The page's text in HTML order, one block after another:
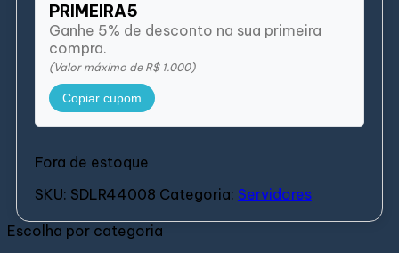
PRIMEIRA5
Ganhe 5% de desconto na sua primeira
compra.
(Valor máximo de R$ 1.000)
Copiar cupom
Fora de estoque
SKU: SDLR44008 Categoria: Servidores
Escolha por categoria